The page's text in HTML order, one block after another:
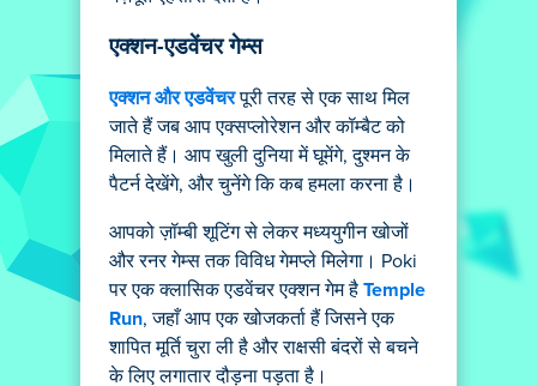
एक्शन-एडवेंचर गेम्स
एक्शन और एडवेंचरपूरी तरह से एक साथ मिल
जाते हैं जब आप एक्सप्लोरेशन और कॉम्बैट को
मिलाते हैं। आप खुली दुनिया में घूमेंगे, दुश्मन के
पैटर्न देखेंगे, और चुनेंगे कि कब हमला करना है।
आपको ज़ॉम्बी शूटिंग से लेकर मध्ययुगीन खोजों
और रनर गेम्स तक विविध गेमप्ले मिलेगा। Poki
पर एक क्लासिक एडवेंचर एक्शन गेम है Temple
Run, जहाँ आप एक खोजकर्ता हैं जिसने एक
शापित मूर्ति चुरा ली है और राक्षसी बंदरों से बचने
के लिए लगातार दौड़ना पड़ता है।